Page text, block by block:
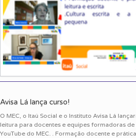
Avisa Lá lança curso!
O MEC, o Itaú Social e o Instituto Avisa Lá
leitura para docentes e equipes formadoras
YouTube do MEC. . Formação docente e